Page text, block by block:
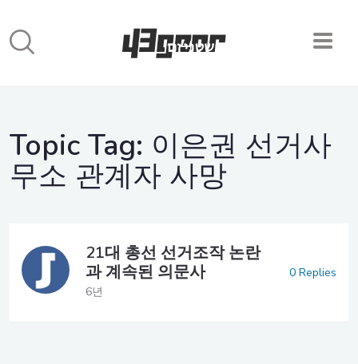
Topic Tag: 이은권 선거사
무소 관계자 사망
21대 총선 선거조작 논란
과 계속된 의문사
6년
0 Replies